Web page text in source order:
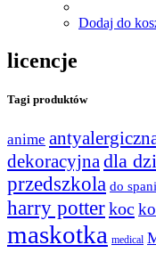
Dodaj do
licencje
Tagi produktów
anime
dekoracyjna dla
przedszkola do
harry potterkoc
maskotka medical